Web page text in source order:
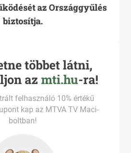
az Országgyűlés
biztosítja.
többet látni,
az mti.hu-ra!
felhasználó 10% értékű
kap az MTVA TV Maci-
boltban!